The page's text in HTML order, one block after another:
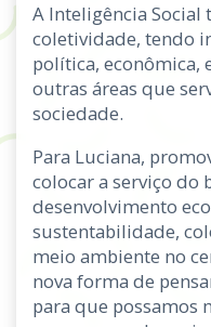
A Inteligência Social
coletividade, tendo
política, econômica,
outras áreas que
sociedade.
Para Luciana,
colocar a serviço do
desenvolvimento
sustentabilidade,
meio ambiente no
nova forma de
para que possamos